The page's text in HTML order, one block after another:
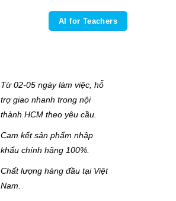
AI for Teachers
Từ 02-05 ngày làm việc, hỗ
trợ giao nhanh trong nội
thành HCM theo yêu cầu.
Cam kết sản phẩm nhập
khẩu chính hãng 100%.
Chất lượng hàng đầu tại Việt
Nam.